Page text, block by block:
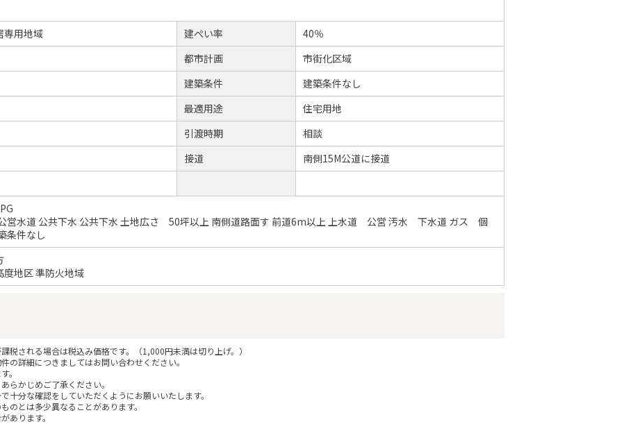
専用地域 建ぺい率
40％
都市計画
市街化区域
建築条件
建築条件なし
最適用途
住宅用地
引渡時期
相談
接道
南側15M公道に接道
営水道 公共下水 公共下水 土地広さ 50坪以上 南側道路面す 前道6m以上 上水道 公営 汚水 下水道 ガス 個
条件なし
度地区 準防火地域
される場合は税込み価格です。（1,000円未満は切り上げ。）
の詳細につきましてはお問い合わせください。
。
らかじめご了承ください。
分な確認をしていただくようにお願いいたします。
とは多少異なることがあります。
あります。